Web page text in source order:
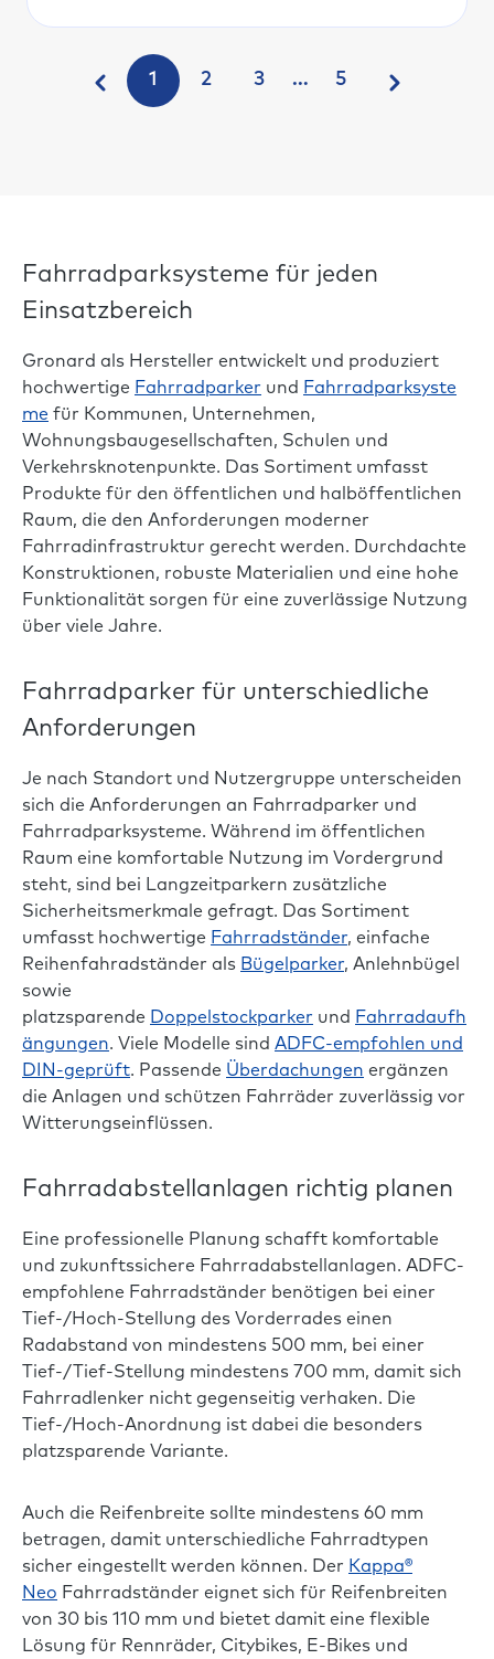
1 2 3 … 5
Fahrradparksysteme für jeden
Einsatzbereich
Gronard als Hersteller entwickelt und produziert
hochwertige Fahrradparker und Fahrradparksyste
me für Kommunen, Unternehmen,
Wohnungsbaugesellschaften, Schulen und
Verkehrsknotenpunkte. Das Sortiment umfasst
Produkte für den öffentlichen und halböffentlichen
Raum, die den Anforderungen moderner
Fahrradinfrastruktur gerecht werden. Durchdachte
Konstruktionen, robuste Materialien und eine hohe
Funktionalität sorgen für eine zuverlässige Nutzung
über viele Jahre.
Fahrradparker für unterschiedliche
Anforderungen
Je nach Standort und Nutzergruppe unterscheiden
sich die Anforderungen an Fahrradparker und
Fahrradparksysteme. Während im öffentlichen
Raum eine komfortable Nutzung im Vordergrund
steht, sind bei Langzeitparkern zusätzliche
Sicherheitsmerkmale gefragt. Das Sortiment
umfasst hochwertige Fahrradständer, einfache
Reihenfahradständer als Bügelparker, Anlehnbügel
sowie
platzsparende Doppelstockparker und Fahrradaufh
ängungen. Viele Modelle sind ADFC-empfohlen und
DIN-geprüft. Passende Überdachungen ergänzen
die Anlagen und schützen Fahrräder zuverlässig vor
Witterungseinflüssen.
Fahrradabstellanlagen richtig planen
Eine professionelle Planung schafft komfortable
und zukunftssichere Fahrradabstellanlagen. ADFC-
empfohlene Fahrradständer benötigen bei einer
Tief-/Hoch-Stellung des Vorderrades einen
Radabstand von mindestens 500 mm, bei einer
Tief-/Tief-Stellung mindestens 700 mm, damit sich
Fahrradlenker nicht gegenseitig verhaken. Die
Tief-/Hoch-Anordnung ist dabei die besonders
platzsparende Variante.
Auch die Reifenbreite sollte mindestens 60 mm
betragen, damit unterschiedliche Fahrradtypen
sicher eingestellt werden können. Der Kappa®
Neo Fahrradständer eignet sich für Reifenbreiten
von 30 bis 110 mm und bietet damit eine flexible
Lösung für Rennräder, Citybikes, E-Bikes und